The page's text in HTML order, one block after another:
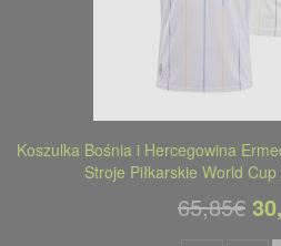
Koszulka Bośnia i Hercegowina
Stroje Piłkarskie World
65,85€